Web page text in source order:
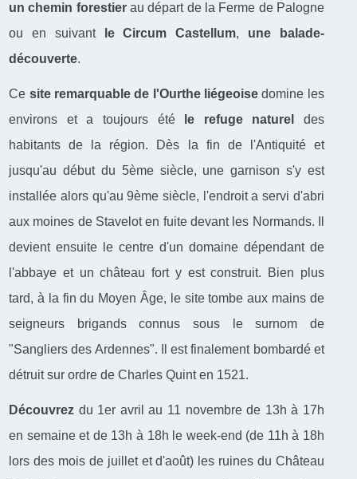
un chemin forestierau départ de la Ferme de Palogne
ou en suivant
le Circum Castellum, une balade-
découverte.
Ce site remarquable de l'Ourthe liégeoise domine les
environs et a toujours été
le refuge naturel
des
habitants de la région. Dès la fin de l'Antiquité et
jusqu'au début du 5ème siècle, une garnison s'y est
installée alors qu'au 9ème siècle, l'endroit a servi d'abri
aux moines de Stavelot en fuite devant les Normands. Il
devient ensuite le centre d'un domaine dépendant de
l'abbaye et un château fort y est construit. Bien plus
tard, à la fin du Moyen Âge, le site tombe aux mains de
seigneurs brigands connus sous le surnom de
"Sangliers des Ardennes". Il est finalement bombardé et
détruit sur ordre de Charles Quint en 1521.
Découvrez du 1er avril au 11 novembre de 13h à 17h
en semaine et de 13h à 18h le week-end (de 11h à 18h
lors des mois de juillet et d'août) les ruines du Château